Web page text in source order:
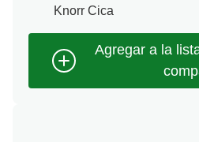
Knorr Cica